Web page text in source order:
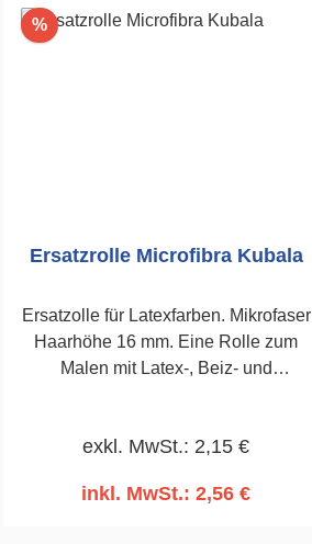
%Rabatt
Ersatzrolle Microfibra Kubala
Ersatzolle für Latexfarben. Mikrofaser
Haarhöhe 16 mm. Eine Rolle zum
Malen mit Latex-, Beiz- und
durch Thermofusion hergestellt, die
Verschweißung des Textilmaterials
exkl. MwSt.: 2,15 €
inkl. MwSt.: 2,56 €